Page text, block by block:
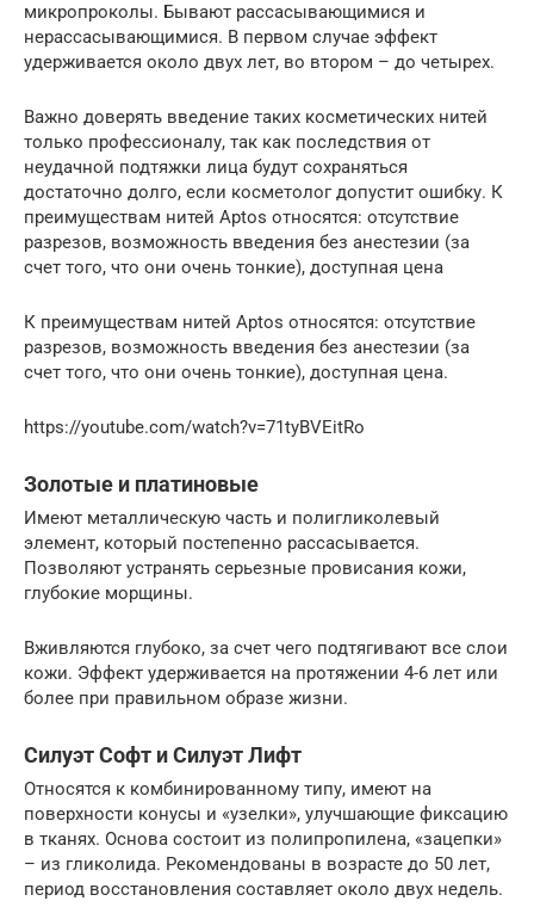
микропроколы. Бывают рассасывающимися и
нерассасывающимися. В первом случае эффект
удерживается около двух лет, во втором – до четырех.
Важно доверять введение таких косметических нитей
только профессионалу, так как последствия от
неудачной подтяжки лица будут сохраняться
достаточно долго, если косметолог допустит ошибку. К
преимуществам нитей Aptos относятся: отсутствие
разрезов, возможность введения без анестезии (за
счет того, что они очень тонкие), доступная цена
К преимуществам нитей Aptos относятся: отсутствие
разрезов, возможность введения без анестезии (за
счет того, что они очень тонкие), доступная цена.
https://youtube.com/watch?v=71tyBVEitRo
Золотые и платиновые
Имеют металлическую часть и полигликолевый
элемент, который постепенно рассасывается.
Позволяют устранять серьезные провисания кожи,
глубокие морщины.
Вживляются глубоко, за счет чего подтягивают все слои
кожи. Эффект удерживается на протяжении 4-6 лет или
более при правильном образе жизни.
Силуэт Софт и Силуэт Лифт
Относятся к комбинированному типу, имеют на
поверхности конусы и «узелки», улучшающие фиксацию
в тканях. Основа состоит из полипропилена, «зацепки»
– из гликолида. Рекомендованы в возрасте до 50 лет,
период восстановления составляет около двух недель.